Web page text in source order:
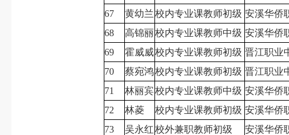
67
黄幼兰校内专业课教师初级 安溪华侨
68
高锦丽校内专业课教师中级 安溪华侨
69
霍威威校内专业课教师初级 晋江职业
70
蔡宛鸿校内专业课教师初级 晋江职业
71
林丽宾校内专业课教师中级 安溪华侨
72
林菱 校内专业课教师初级 安溪华侨
73
吴永红校外兼职教师初级 安溪华侨